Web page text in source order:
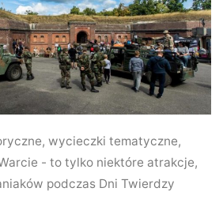
wycieczki tematyczne,
- to tylko niektóre atrakcje,
podczas Dni Twierdzy